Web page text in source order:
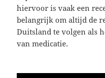
hiervoor is vaak een
belangrijk om altijd de
Duitsland te volgen als
van medicatie.